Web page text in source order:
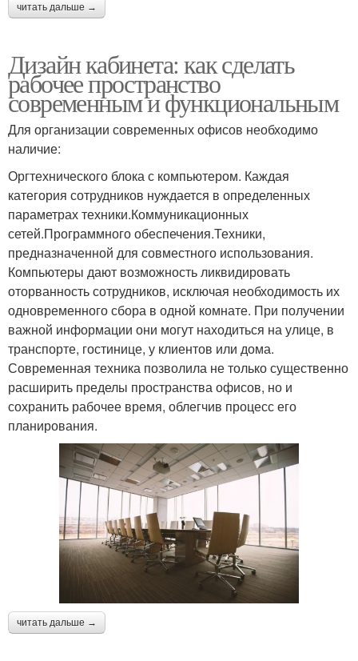
читать дальше →
Дизайн кабинета: как сделать
рабочее пространство
современным и функциональным
Для организации современных офисов необходимо
наличие:
Оргтехнического блока с компьютером. Каждая
категория сотрудников нуждается в определенных
параметрах техники.Коммуникационных
сетей.Программного обеспечения.Техники,
предназначенной для совместного использования.
Компьютеры дают возможность ликвидировать
оторванность сотрудников, исключая необходимость их
одновременного сбора в одной комнате. При получении
важной информации они могут находиться на улице, в
транспорте, гостинице, у клиентов или дома.
Современная техника позволила не только существенно
расширить пределы пространства офисов, но и
сохранить рабочее время, облегчив процесс его
планирования.
читать дальше →